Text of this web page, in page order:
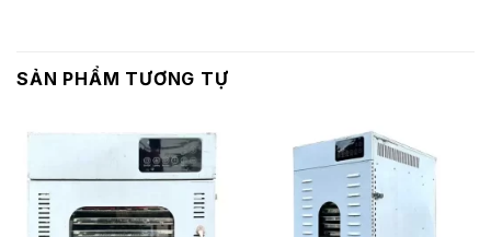
SẢN PHẨM TƯƠNG TỰ